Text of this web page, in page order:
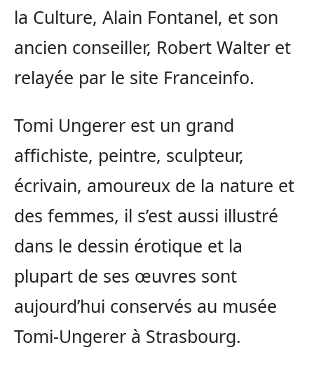
la Culture, Alain Fontanel, et son
ancien conseiller, Robert Walter et
relayée par le site Franceinfo.
Tomi Ungerer est un grand
affichiste, peintre, sculpteur,
écrivain, amoureux de la nature et
des femmes, il s’est aussi illustré
dans le dessin érotique et la
plupart de ses œuvres sont
aujourd’hui conservés au musée
Tomi-Ungerer à Strasbourg.